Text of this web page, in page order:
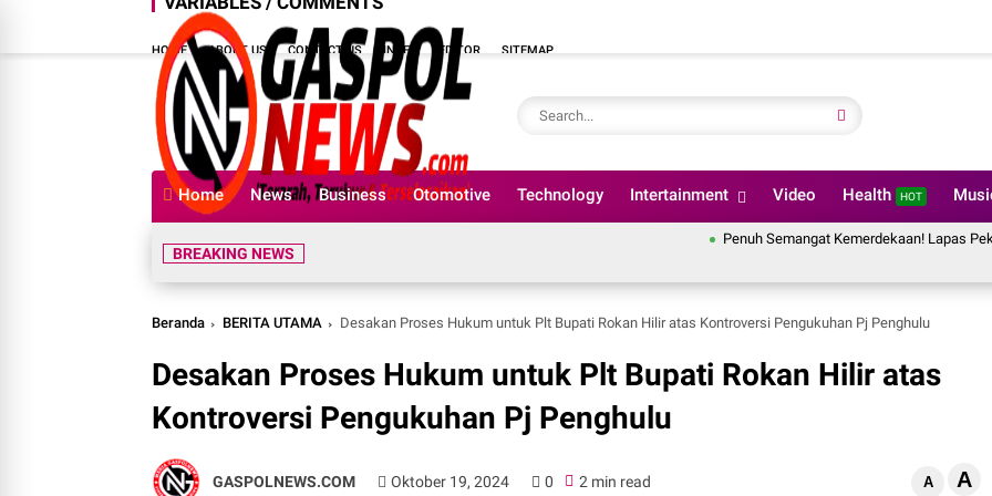
HOME ABOUT US CONTACT US INDEX EDITOR SITEMAP
Home News Business Otomotive Technology Intertainment Video Health HOT
BREAKING NEWS
Penuh Semangat Kemerdekaan! Lapas Pekanbaru Ikuti
Beranda BERITA UTAMA Desakan Proses Hukum untuk Plt Bupati Rokan Hilir atas Kontroversi Pengukuhan Pj Penghulu
Desakan Proses Hukum untuk Plt Bupati Rokan Hilir atas
Kontroversi Pengukuhan Pj Penghulu
GASPOLNEWS.COM Oktober 19, 2024 0 2 min read A A